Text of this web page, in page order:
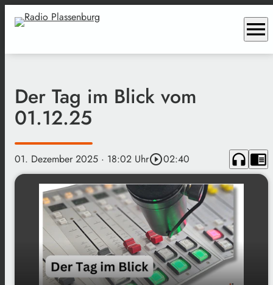
menu
Der Tag im Blick vom
01.12.25
01. Dezember 2025 · 18:02 Uhrplay_circle_outline02:40 headphones chrome_reader_mode